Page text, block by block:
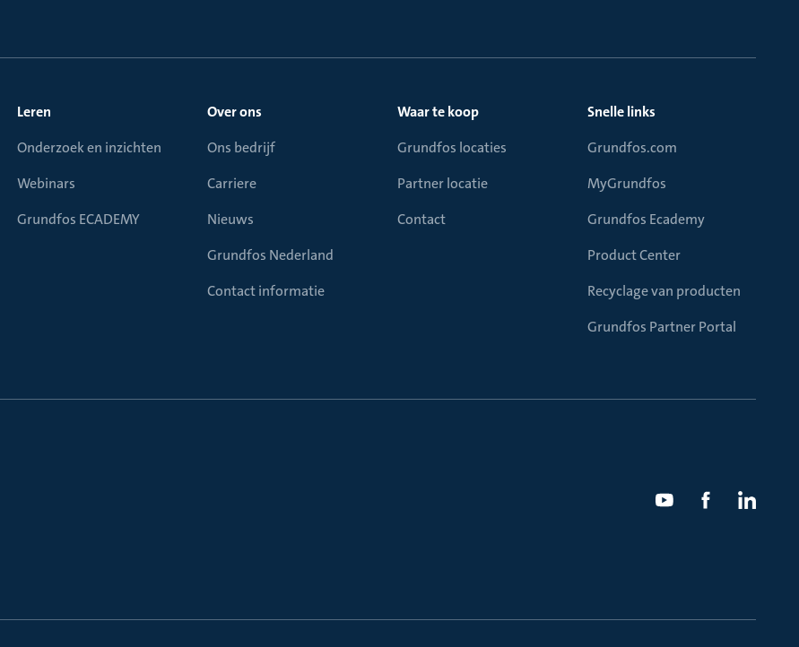
Leren
Onderzoek en inzichten
Webinars
Grundfos ECADEMY
Over ons
Ons bedrijf
Carriere
Nieuws
Grundfos Nederland
Contact informatie
Waar te koop
Grundfos locaties
Partner locatie
Contact
Snelle links
Grundfos.com
MyGrundfos
Grundfos Ecademy
Product Center
Recyclage van producten
Grundfos Partner Portal